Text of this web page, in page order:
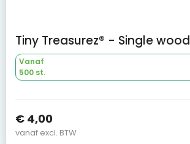
Tiny Treasurez® - Single wood
Vanaf
500 st.
€ 4,00
vanaf excl. BTW